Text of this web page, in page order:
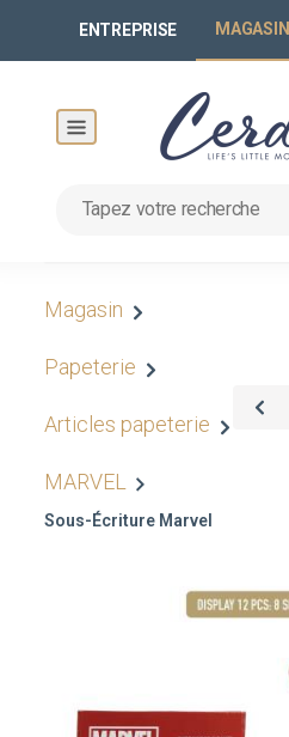
ENTREPRISE MAGASIN
Magasin
Papeterie
Articles papeterie
MARVEL
Sous-Écriture Marvel